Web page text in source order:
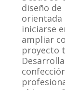
diseño
orientada
iniciarse
ampliar
proyecto